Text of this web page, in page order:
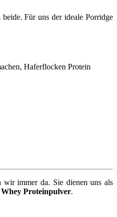
Für uns der ideale Porridge
wir immer da. Sie dienen uns als
Whey Proteinpulver.